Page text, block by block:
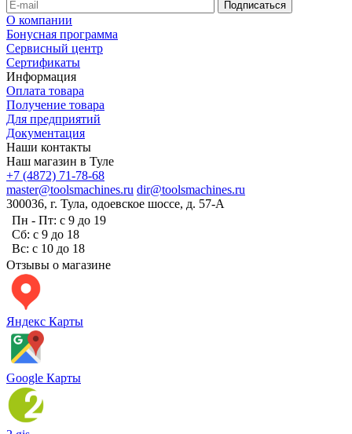
О компании
Бонусная программа
Сервисный центр
Сертификаты
Информация
Оплата товара
Получение товара
Для предприятий
Документация
Наши контакты
Наш магазин в Туле
+7 (4872) 71-78-68
master@toolsmachines.ru dir@toolsmachines.ru
300036, г. Тула, одоевское шоссе, д. 57-А
Пн - Пт: с 9 до 19
Сб: с 9 до 18
Вс: с 10 до 18
Отзывы о магазине
Яндекс Карты
Google Карты